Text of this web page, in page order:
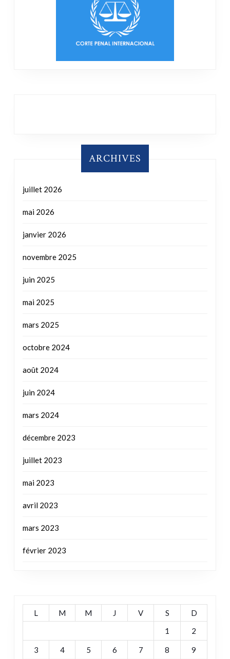
ARCHIVES
juillet 2026
mai 2026
janvier 2026
novembre 2025
juin 2025
mai 2025
mars 2025
octobre 2024
août 2024
juin 2024
mars 2024
décembre 2023
juillet 2023
mai 2023
avril 2023
mars 2023
février 2023
L M M J V S
D
1
2
3 4 5 6 7 8 9